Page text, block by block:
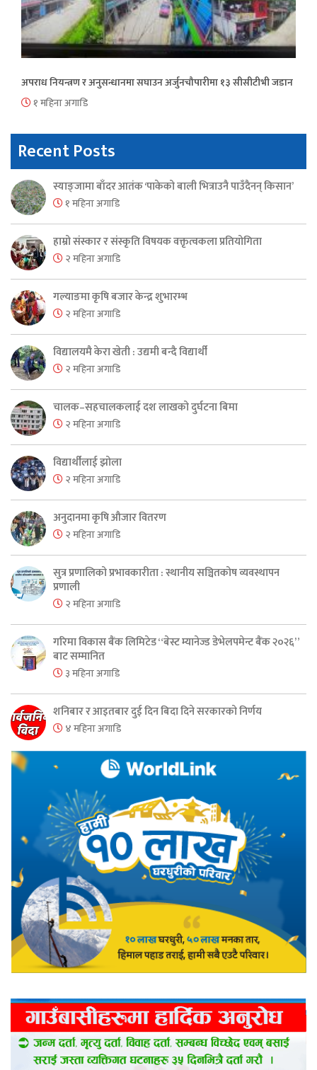
अपराध नियन्त्रण र अनुसन्धानमा सघाउन अर्जुनचौपारीमा १३ सीसीटीभी जडान
१ महिना अगाडि
Recent Posts
स्याङ्जामा बाँदर आतंक ‘पाकेको बाली भित्राउनै पाउँदैनन् किसान’
१ महिना अगाडि
हाम्रो संस्कार र संस्कृति विषयक वक्तृत्वकला प्रतियोगिता
२ महिना अगाडि
गल्याङमा कृषि बजार केन्द्र शुभारम्भ
२ महिना अगाडि
विद्यालयमै केरा खेती : उद्यमी बन्दै विद्यार्थी
२ महिना अगाडि
चालक–सहचालकलाई दश लाखको दुर्घटना बिमा
२ महिना अगाडि
विद्यार्थीलाई झोला
२ महिना अगाडि
अनुदानमा कृषि औजार वितरण
२ महिना अगाडि
सुत्र प्रणालिको प्रभावकारीता : स्थानीय सञ्चितकोष व्यवस्थापन
प्रणाली
२ महिना अगाडि
गरिमा विकास बैंक लिमिटेड “बेस्ट म्यानेज्ड डेभेलपमेन्ट बैंक २०२६”
बाट सम्मानित
३ महिना अगाडि
शनिबार र आइतबार दुई दिन बिदा दिने सरकारको निर्णय
४ महिना अगाडि